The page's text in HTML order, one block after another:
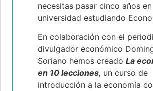
necesitas pasar cinco años
universidad estudiando
En colaboración con el
divulgador económico
Soriano hemos creado La
en 10 lecciones, un curso de
introducción a la economía